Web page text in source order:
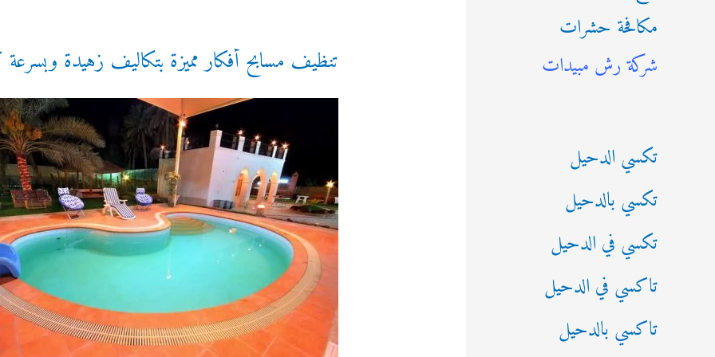
ث
ع
:
مكافحة حشرات
شركة رش مبيدات
تكسي الدحيل
تكسي بالدحيل
تكسي في الدحيل
تاكسي في الدحيل
تاكسي بالدحيل
تنظيف مسابح أفكار مميزة بتكاليف زهيدة وبسرعة